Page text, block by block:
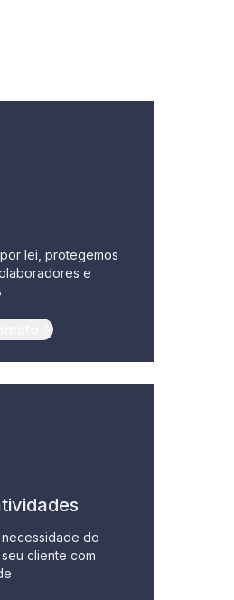
lei, protegemos
e
do
cliente com